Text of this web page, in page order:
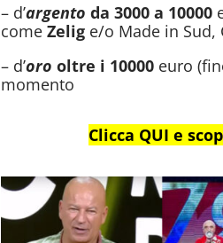
– d’argento da 3000 a 10000
comeZelig e/o Made in Sud,
– d’oro oltre i 10000 euro
momento
Clicca QUI e